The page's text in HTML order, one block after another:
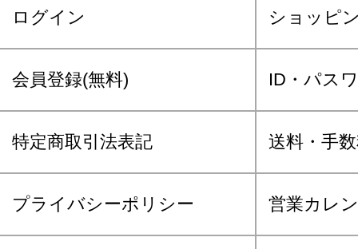
ログイン ショッピ
会員登録(無料) ID・パス
特定商取引法表記 送料・手
プライバシーポリシー 営業カレ